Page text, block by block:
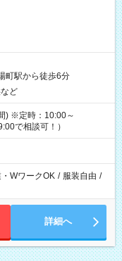
町駅から徒歩6分
ど
) ※定時：10:00～
で相談可！）
WワークOK / 服装自由 /
詳細へ